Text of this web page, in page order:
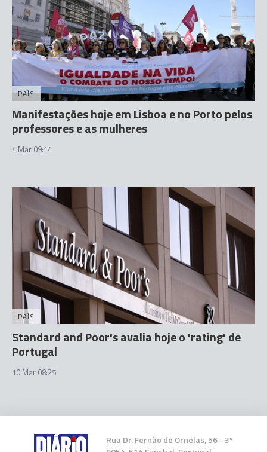
PAÍS
Manifestações hoje em Lisboa e no Porto pelos
professores e as mulheres
4 Mar 09:14
PAÍS
Standard and Poor's avalia hoje o 'rating' de
Portugal
10 Mar 08:25
Rua Dr. Fernão de Ornelas, 56 - 3º